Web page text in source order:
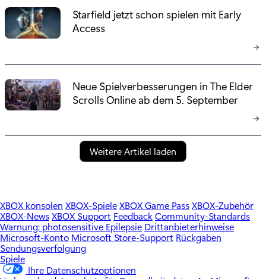
Starfield jetzt schon spielen mit Early
Access
Neue Spielverbesserungen in The Elder
Scrolls Online ab dem 5. September
Weitere Artikel laden
XBOX konsolen XBOX-SpieleXBOX Game PassXBOX-Zubehör
XBOX-NewsXBOX Support FeedbackCommunity-Standards
Warnung: photosensitive Epilepsie Drittanbieterhinweise
Microsoft-Konto Microsoft Store-Support Rückgaben
Sendungsverfolgung
Spiele
Ihre Datenschutzoptionen